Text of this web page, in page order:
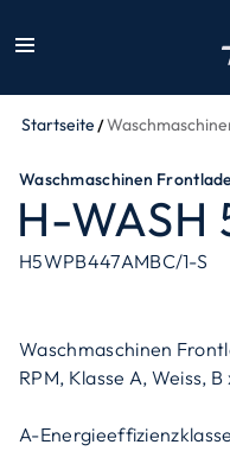
Startseite
Waschmaschinen
H-WASH
H5WPB447AMBC/1-S
Waschmaschinen
RPM, Klasse A, Weiss,
A-